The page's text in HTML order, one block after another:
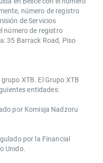
número de registro
de Servicios
número de registro
35 Barrack Road, Piso
XTB. El Grupo XTB
entidades:
por Komisja Nadzoru
por la ​Financial
Unido.